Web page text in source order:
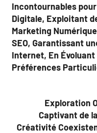
l’article
Incontournables
Digitale, Exploitant
Marketing
SEO, Garantissant
Internet, En
Préférences
Exploration
Captivant de
Créativité